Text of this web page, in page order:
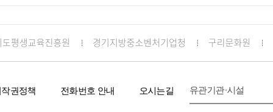
도평생교육진흥원 경기지방중소벤처기업청 구리문화원
작권정책 전화번호 안내 오시는길 유관기관·시설